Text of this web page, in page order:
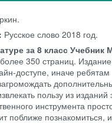
Русское слово 2018 год.
за 8 класс Учебник
350 страниц.
доступе, иначе
пользу из
инструмента
поближе